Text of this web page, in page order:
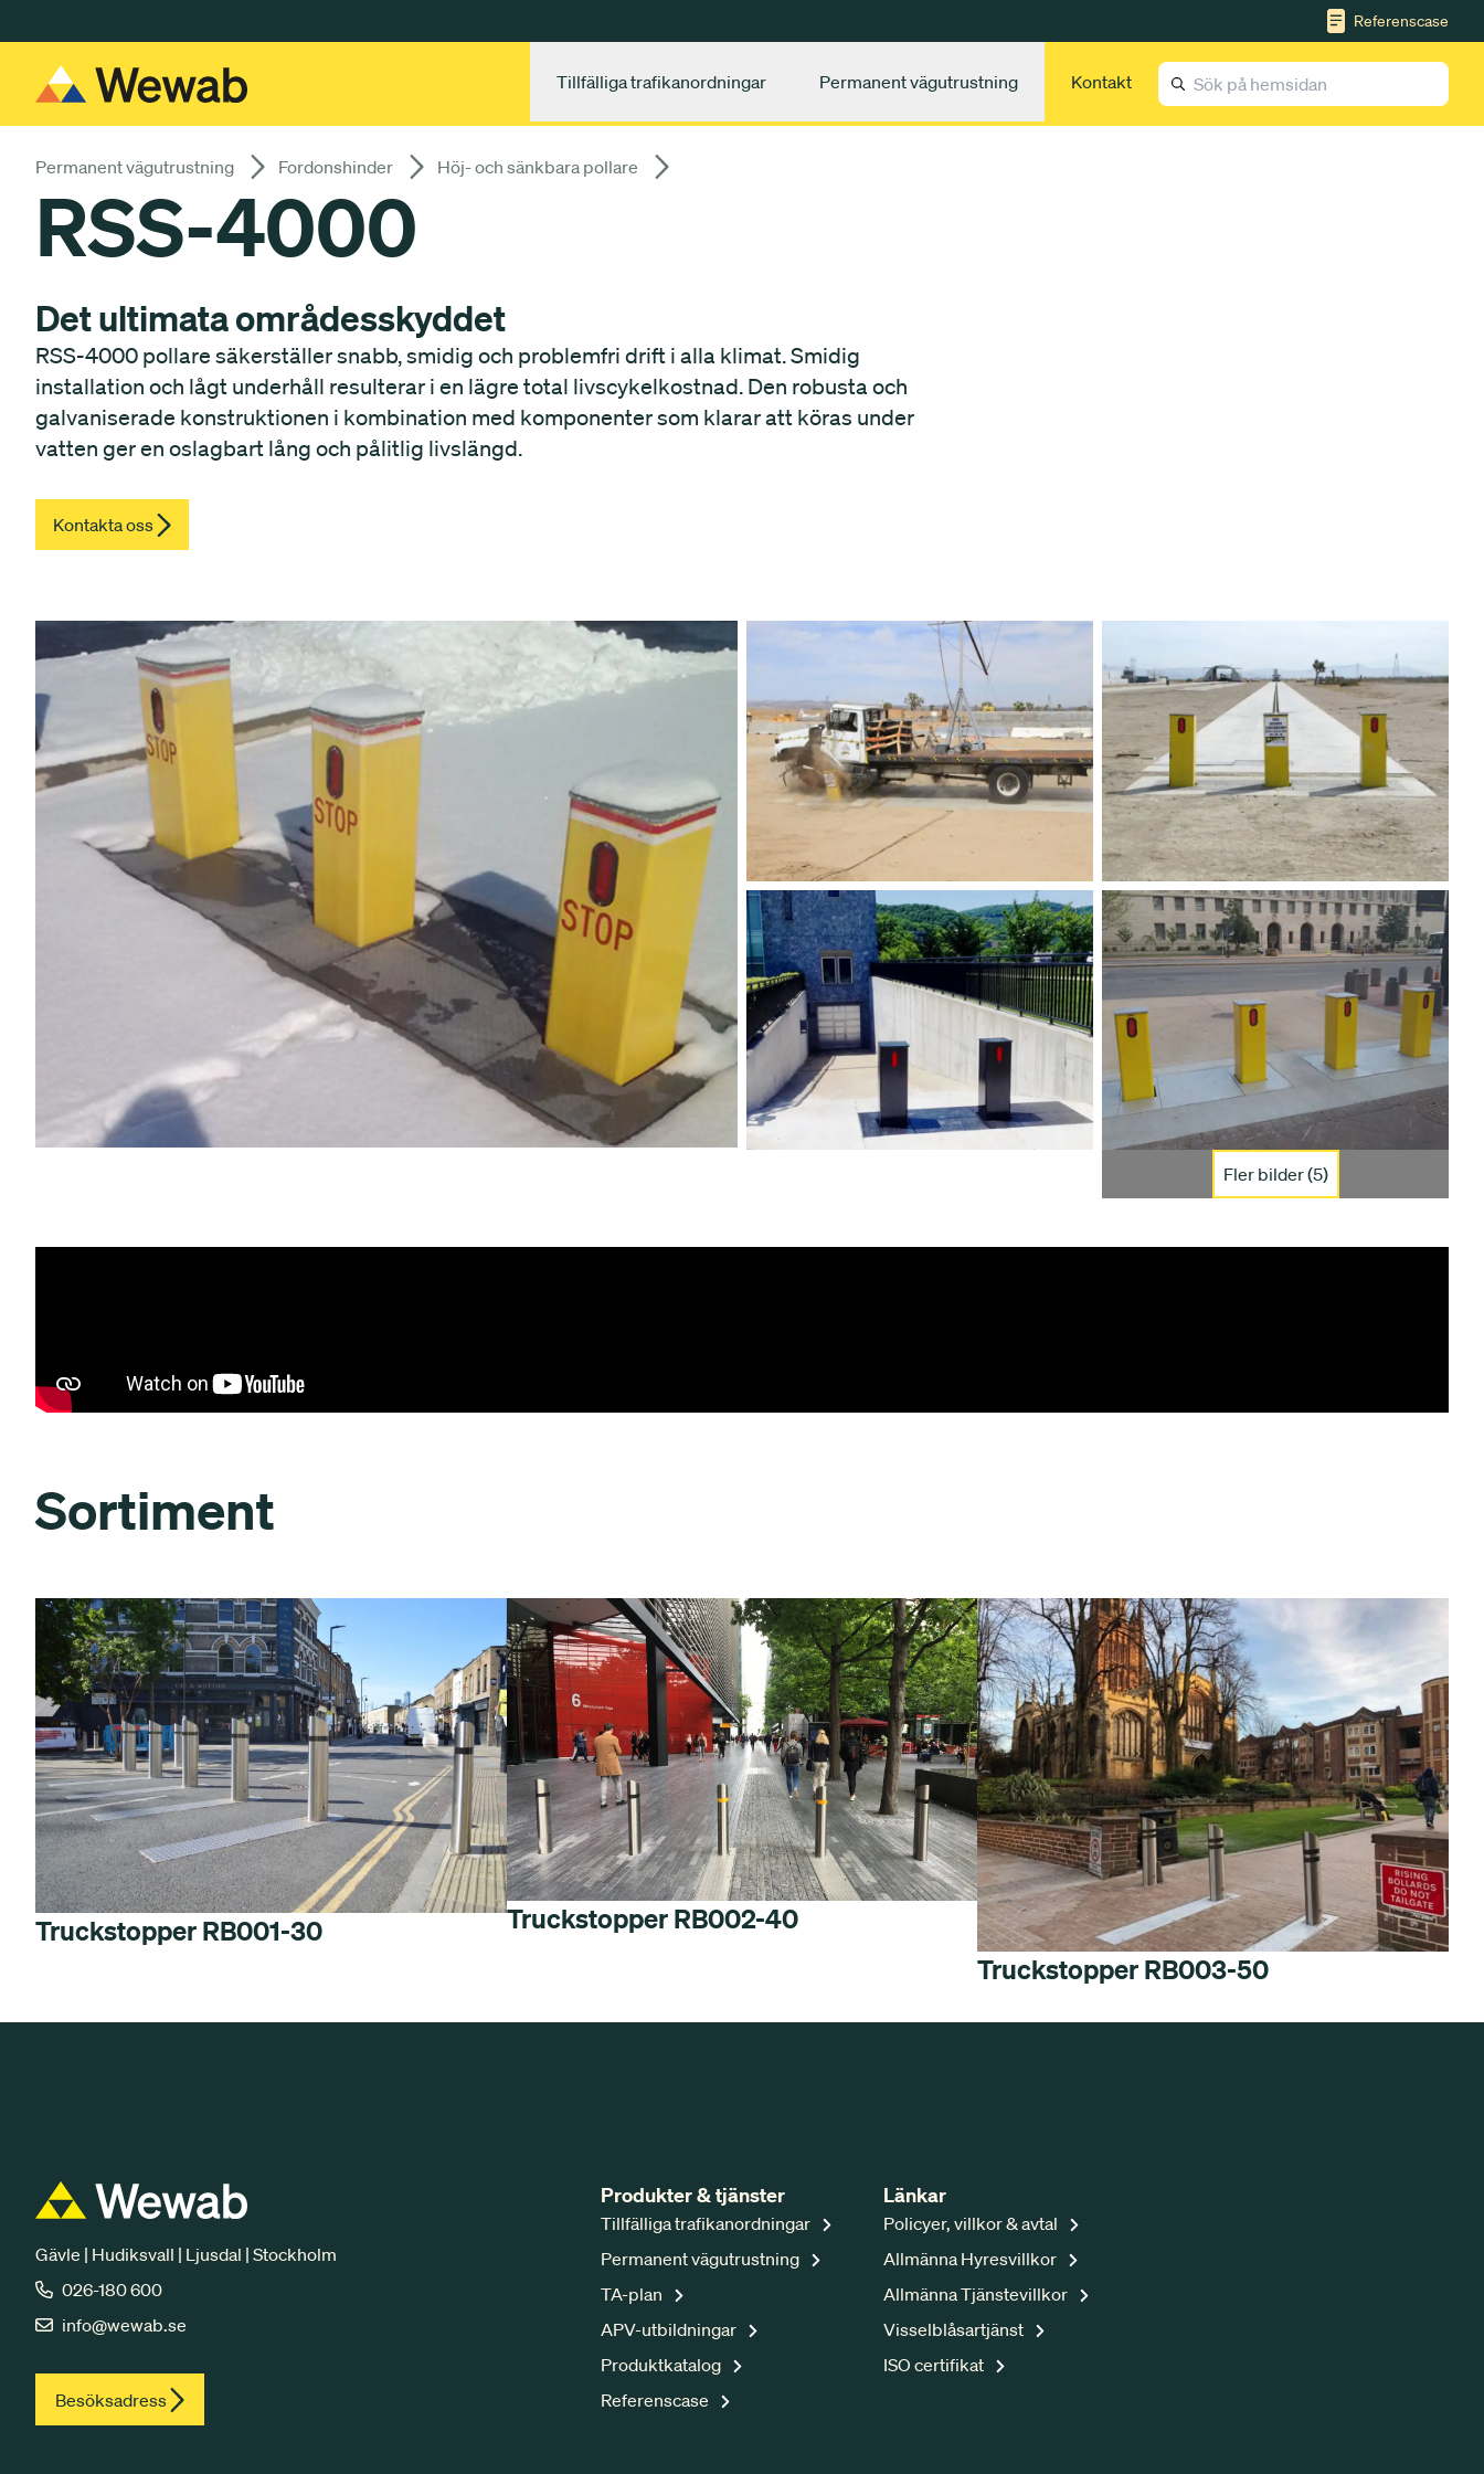
Referenscase
Tillfälliga trafikanordningar Permanent vägutrustning Kontakt
Permanent vägutrustning Fordonshinder Höj- och sänkbara pollare
RSS-4000
Det ultimata områdesskyddet
RSS-4000 pollare säkerställer snabb, smidig och problemfri drift i alla klimat. Smidig
installation och lågt underhåll resulterar i en lägre total livscykelkostnad. Den robusta och
galvaniserade konstruktionen i kombination med komponenter som klarar att köras under
vatten ger en oslagbart lång och pålitlig livslängd.
Kontakta oss
Fler bilder (5)
Sortiment
Truckstopper RB001-30
Truckstopper RB002-40
Truckstopper RB003-50
Gävle | Hudiksvall | Ljusdal | Stockholm
026-180 600
info@wewab.se
Besöksadress
Produkter & tjänster
Tillfälliga trafikanordningar
Permanent vägutrustning
TA-plan
APV-utbildningar
Produktkatalog
Referenscase
Länkar
Policyer, villkor & avtal
Allmänna Hyresvillkor
Allmänna Tjänstevillkor
Visselblåsartjänst
ISO certifikat